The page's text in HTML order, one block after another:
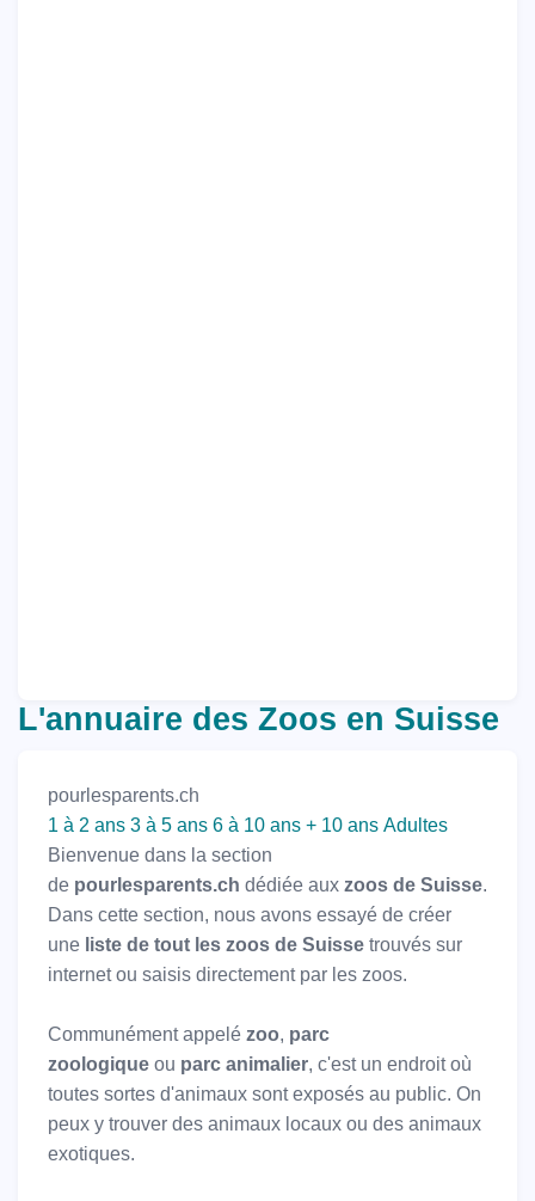
L'annuaire des Zoos en Suisse
pourlesparents.ch
1 à 2 ans 3 à 5 ans 6 à 10 ans + 10 ans Adultes
Bienvenue dans la section
de pourlesparents.ch dédiée aux zoos de Suisse.
Dans cette section, nous avons essayé de créer
une liste de tout les zoos de Suisse trouvés sur
internet ou saisis directement par les zoos.
Communément appelé zoo, parc
zoologique ou parc animalier, c'est un endroit où
toutes sortes d'animaux sont exposés au public. On
peux y trouver des animaux locaux ou des animaux
exotiques.